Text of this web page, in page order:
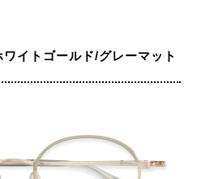
イトゴールド/グレーマット